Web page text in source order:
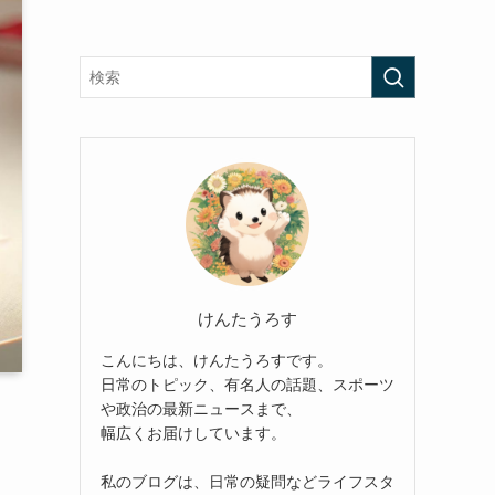
けんたうろす
こんにちは、けんたうろすです。
日常のトピック、有名人の話題、スポーツ
や政治の最新ニュースまで、
幅広くお届けしています。
私のブログは、日常の疑問などライフスタ